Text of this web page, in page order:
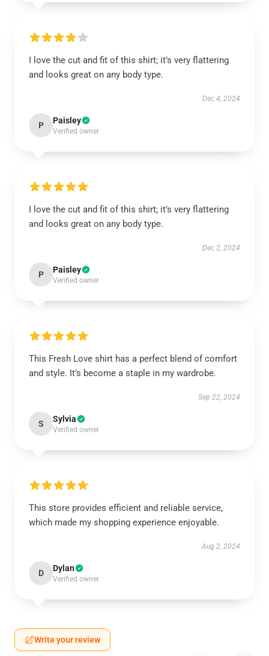
I love the cut and fit of this shirt; it’s very flattering
and looks great on any body type.
Dec 4, 2024
P Paisley
Verified owner
I love the cut and fit of this shirt; it’s very flattering
and looks great on any body type.
Dec 2, 2024
P Paisley
Verified owner
This Fresh Love shirt has a perfect blend of comfort
and style. It’s become a staple in my wardrobe.
Sep 22, 2024
S Sylvia
Verified owner
This store provides efficient and reliable service,
which made my shopping experience enjoyable.
Aug 2, 2024
D Dylan
Verified owner
Write your review